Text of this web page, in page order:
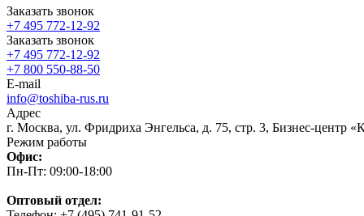
Заказать звонок
+7 495 772-12-92
Заказать звонок
+7 495 772-12-92
+7 800 550-88-50
E-mail
info@toshiba-rus.ru
Адрес
г. Москва, ул. Фридриха Энгельса, д. 75, стр. 3, Бизнес-центр
Режим работы
Офис:
Пн-Пт: 09:00-18:00
Оптовый отдел: